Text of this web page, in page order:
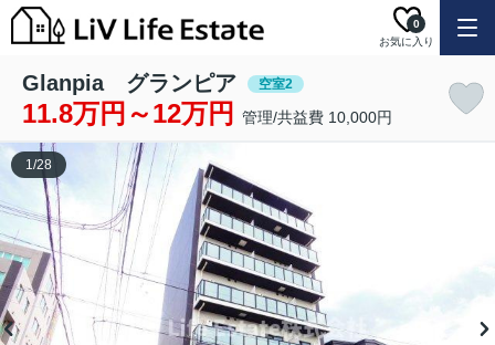
お気に入り
0
Glanpia グランピア 空室2
11.8万円～12万円 管理/共益費 10,000円
1/28